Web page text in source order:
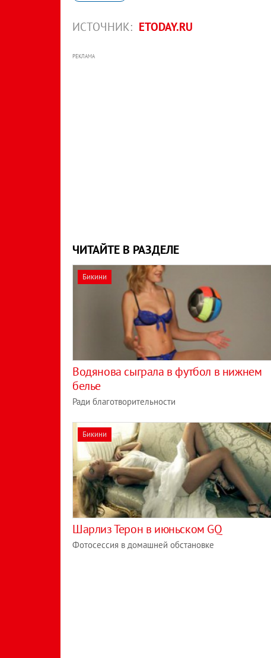
ИСТОЧНИК: ETODAY.RU
РЕКЛАМА
ЧИТАЙТЕ В РАЗДЕЛЕ
Бикини
Водянова сыграла в футбол в нижнем
белье
Ради благотворительности
Бикини
Шарлиз Терон в июньском GQ
Фотосессия в домашней обстановке